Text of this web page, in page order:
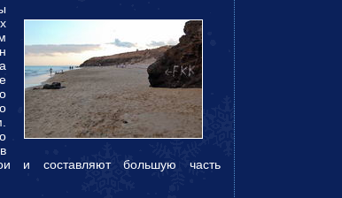
и составляют большую часть